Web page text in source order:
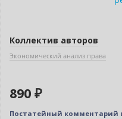
Коллектив авторов
Экономический анализ права
890 ₽
Постатейный комментарий